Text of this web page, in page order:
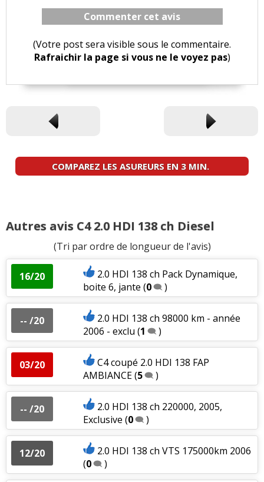
Commenter cet avis
(Votre post sera visible sous le commentaire.
Rafraichir la page si vous ne le voyez pas)
COMPAREZ LES ASUREURS EN 3 MIN.
Autres avis C4 2.0 HDI 138 ch Diesel
(Tri par ordre de longueur de l'avis)
16/20
2.0 HDI 138 ch Pack Dynamique,
boite 6, jante (0 )
-- /20
2.0 HDI 138 ch 98000 km - année
2006 - exclu (1 )
03/20
C4 coupé 2.0 HDI 138 FAP
AMBIANCE(5 )
-- /20
2.0 HDI 138 ch 220000, 2005,
Exclusive (0 )
12/20
2.0 HDI 138 ch VTS 175000km 2006
(0 )